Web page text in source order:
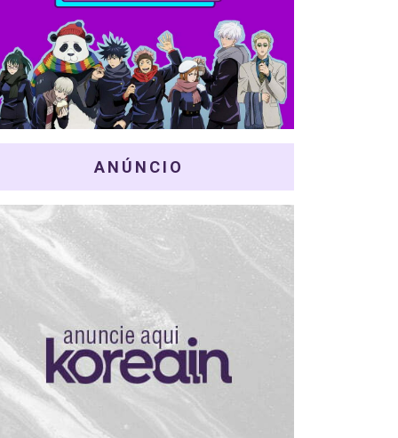
ANÚNCIO